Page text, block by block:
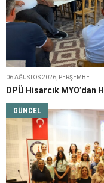
06 AĞUSTOS 2026, PERŞEMBE
DPÜ Hisarcık
GÜNCEL